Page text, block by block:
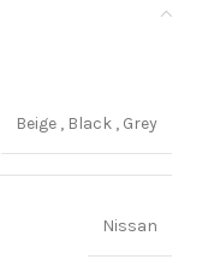
Beige , Black , Grey
Nissan